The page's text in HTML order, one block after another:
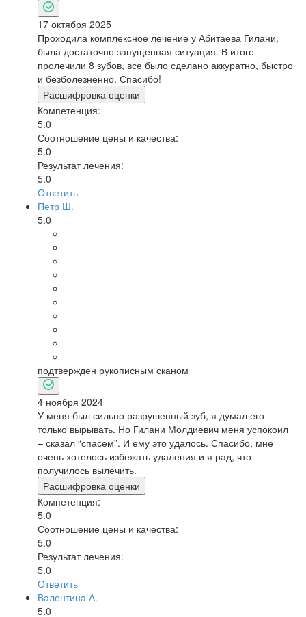
17 октября 2025
Проходила комплексное лечение у Абитаева Гилани,
была достаточно запущенная ситуация. В итоге
пролечили 8 зубов, все было сделано аккуратно, быстро
и безболезненно. Спасибо!
Расшифровка оценки
Компетенция:
5.0
Соотношение цены и качества:
5.0
Результат лечения:
5.0
Ответить
Петр Ш.
5.0
подтвержден рукописным сканом
4 ноября 2024
У меня был сильно разрушенный зуб, я думал его
только вырывать. Но Гилани Молдиевич меня успокоил
– сказал “спасем”. И ему это удалось. Спасибо, мне
очень хотелось избежать удаления и я рад, что
получилось вылечить.
Расшифровка оценки
Компетенция:
5.0
Соотношение цены и качества:
5.0
Результат лечения:
5.0
Ответить
Валентина А.
5.0